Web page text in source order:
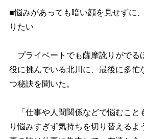
■悩みがあっても暗い顔を見せずに
りたい
プライベートでも薩摩訛りがでる
役に挑んでいる北川に、最後に多忙
つ秘訣を聞いた。
「仕事や人間関係などで悩むこと
り悩みすぎず気持ちを切り替えるよ